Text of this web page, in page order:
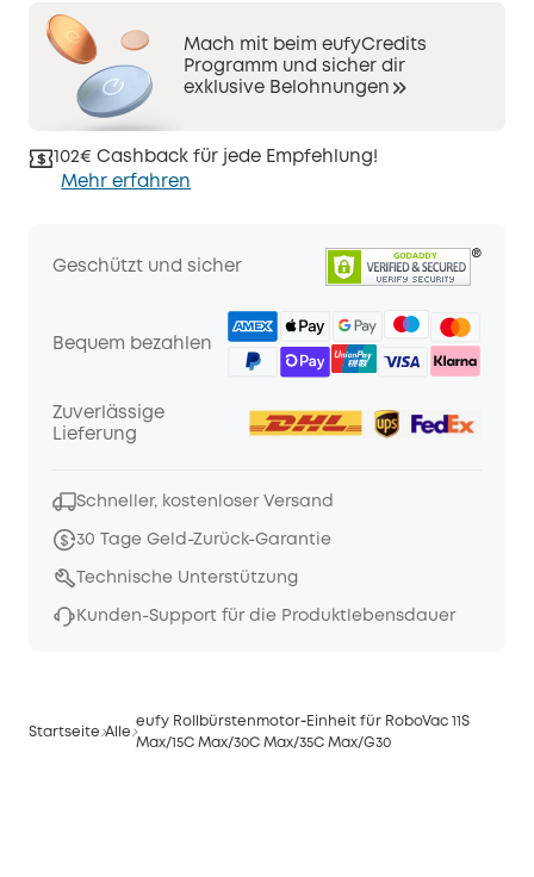
Mach mit beim eufyCredits
Programm und sicher dir
exklusive Belohnungen
102€ Cashback für jede Empfehlung!
Mehr erfahren
Geschützt und sicher
Bequem bezahlen
Zuverlässige
Lieferung
Schneller, kostenloser Versand
30 Tage Geld-Zurück-Garantie
Technische Unterstützung
Kunden-Support für die Produktlebensdauer
Startseite Alle
eufy Rollbürstenmotor‑Einheit für RoboVac 11S
Max/15C Max/30C Max/35C Max/G30